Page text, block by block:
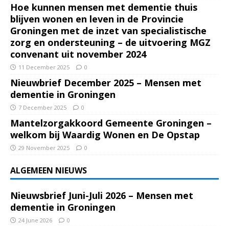
Hoe kunnen mensen met dementie thuis
blijven wonen en leven in de Provincie
Groningen met de inzet van specialistische
zorg en ondersteuning – de uitvoering MGZ
convenant uit november 2024
11 December 2025 0
Nieuwbrief December 2025 – Mensen met
dementie in Groningen
7 December 2025 0
Mantelzorgakkoord Gemeente Groningen –
welkom bij Waardig Wonen en De Opstap
29 November 2025 0
ALGEMEEN NIEUWS
Nieuwsbrief Juni-Juli 2026 – Mensen met
dementie in Groningen
24 June 2026 0